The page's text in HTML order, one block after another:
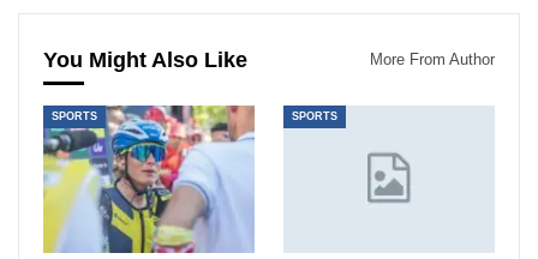
You Might Also Like More From Author
SPORTS SPORTS